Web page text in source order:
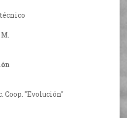
Coop. "Evolución"